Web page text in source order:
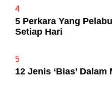
4
5 Perkara Yang
Setiap Hari
5
12 Jenis ‘Bias’